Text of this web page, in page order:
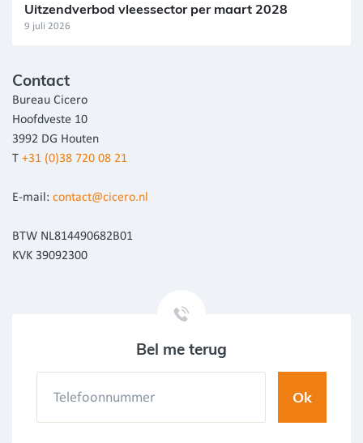
Uitzendverbod vleessector per maart 2028
9 juli 2026
Contact
Bureau Cicero
Hoofdveste 10
3992 DG Houten
T +31 (0)38 720 08 21
E-mail: contact@cicero.nl
BTW NL814490682B01
KVK 39092300
Bel me terug